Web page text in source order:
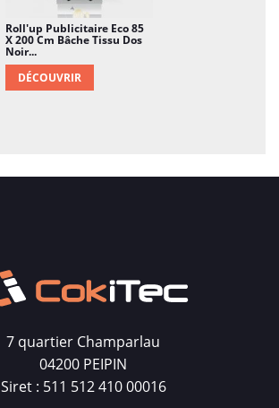
Roll'up Publicitaire Eco 85
X 200 Cm Bâche Tissu Dos
Noir...
DÉCOUVRIR
7 quartier Champarlau
04200 PEIPIN
Siret : 511 512 410 00016